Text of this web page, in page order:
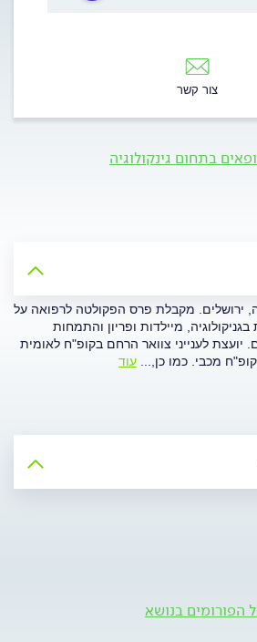
צור קשר
בתחום גינקולוגיה
ירושלים. מקבלת פרס הפקולטה לרפואה על
מיילדות ופריון והתמחות
יועצת לענייני צוואר הרחם בקופ"ח לאומית
מכבי. כמו כן,... עוד
הפורומים בנושא